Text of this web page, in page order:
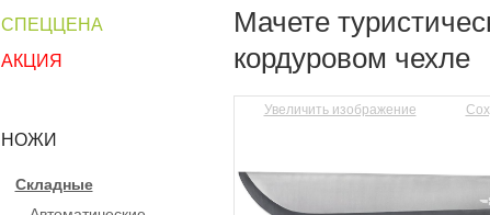
СПЕЦЦЕНА
АКЦИЯ
НОЖИ
Складные
Мачете
кордуровом чехле
Увеличить изображение